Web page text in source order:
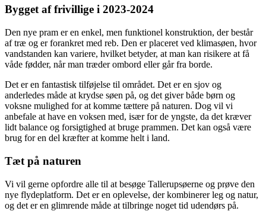
Bygget af frivillige i 2023-2024
Den nye pram er en enkel, men funktionel konstruktion, der består
af træ og er forankret med reb. Den er placeret ved klimasøen, hvor
vandstanden kan variere, hvilket betyder, at man kan risikere at få
våde fødder, når man træder ombord eller går fra borde.
Det er en fantastisk tilføjelse til området. Det er en sjov og
anderledes måde at krydse søen på, og det giver både børn og
voksne mulighed for at komme tættere på naturen. Dog vil vi
anbefale at have en voksen med, især for de yngste, da det kræver
lidt balance og forsigtighed at bruge prammen. Det kan også være
brug for en del kræfter at komme helt i land.
Tæt på naturen
Vi vil gerne opfordre alle til at besøge Tallerupsøerne og prøve den
nye flydeplatform. Det er en oplevelse, der kombinerer leg og natur,
og det er en glimrende måde at tilbringe noget tid udendørs på.